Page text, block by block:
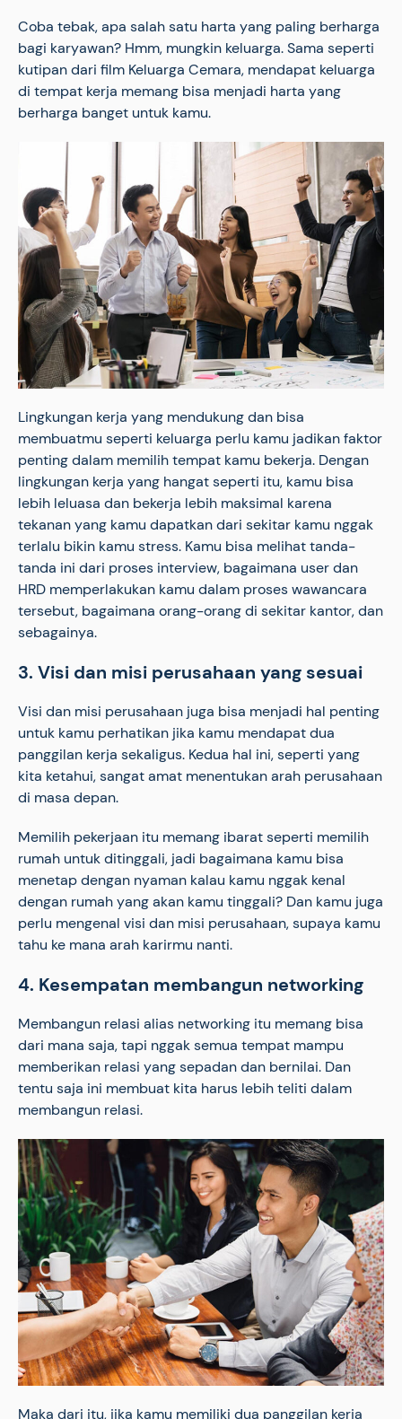
Coba tebak, apa salah satu harta yang paling berharga
bagi karyawan? Hmm, mungkin keluarga. Sama seperti
kutipan dari film Keluarga Cemara, mendapat keluarga
di tempat kerja memang bisa menjadi harta yang
berharga banget untuk kamu.
Lingkungan kerja yang mendukung dan bisa
membuatmu seperti keluarga perlu kamu jadikan faktor
penting dalam memilih tempat kamu bekerja. Dengan
lingkungan kerja yang hangat seperti itu, kamu bisa
lebih leluasa dan bekerja lebih maksimal karena
tekanan yang kamu dapatkan dari sekitar kamu nggak
terlalu bikin kamu stress. Kamu bisa melihat tanda-
tanda ini dari proses interview, bagaimana user dan
HRD memperlakukan kamu dalam proses wawancara
tersebut, bagaimana orang-orang di sekitar kantor, dan
sebagainya.
3. Visi dan misi perusahaan yang sesuai
Visi dan misi perusahaan juga bisa menjadi hal penting
untuk kamu perhatikan jika kamu mendapat dua
panggilan kerja sekaligus. Kedua hal ini, seperti yang
kita ketahui, sangat amat menentukan arah perusahaan
di masa depan.
Memilih pekerjaan itu memang ibarat seperti memilih
rumah untuk ditinggali, jadi bagaimana kamu bisa
menetap dengan nyaman kalau kamu nggak kenal
dengan rumah yang akan kamu tinggali? Dan kamu juga
perlu mengenal visi dan misi perusahaan, supaya kamu
tahu ke mana arah karirmu nanti.
4. Kesempatan membangun networking
Membangun relasi alias networking itu memang bisa
dari mana saja, tapi nggak semua tempat mampu
memberikan relasi yang sepadan dan bernilai. Dan
tentu saja ini membuat kita harus lebih teliti dalam
membangun relasi.
Maka dari itu, jika kamu memiliki dua panggilan kerja